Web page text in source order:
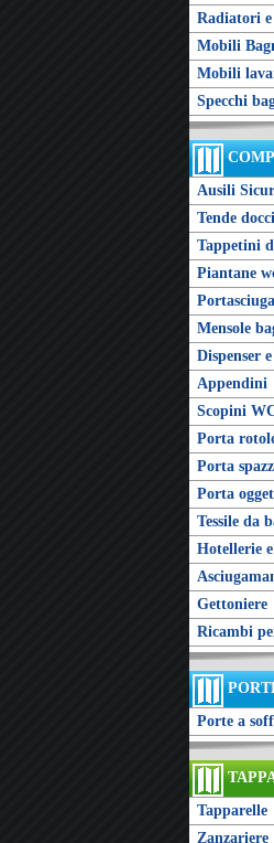
Radiatori
Mobili
Mobili
Specchi
Ausili
Tende
Tappetini
Piantane
Mensole
Dispenser
Appendini
Scopini
Porta
Porta
Porta
Tessile da
Hotellerie
Gettoniere
Ricambi
Porte a
Tapparelle
Zanzariere